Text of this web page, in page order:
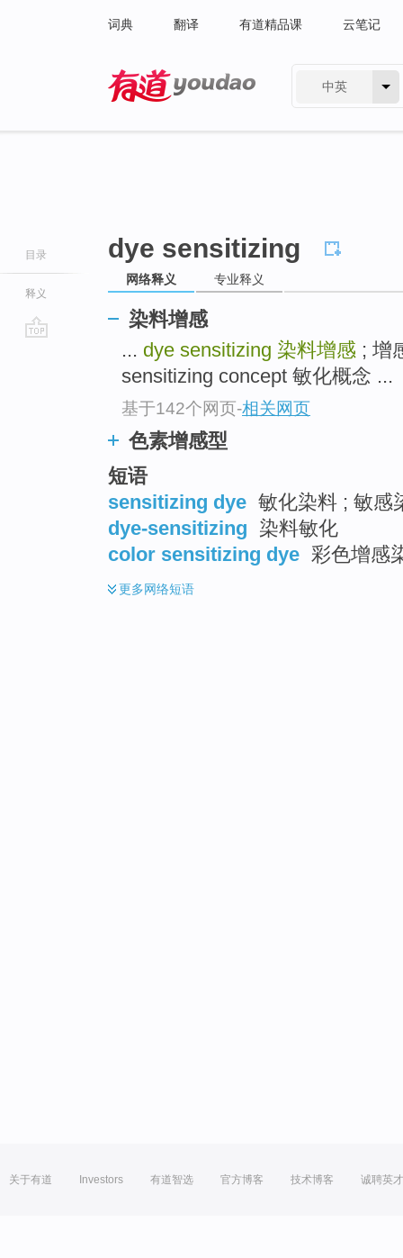
词典 翻译 有道精品课 云笔记
中英
目录
释义
dye sensitizing
网络释义 专业释义
染料增感
... dye sensitizing 染料增感 ; 增
sensitizing concept 敏化概念 ...
基于142个网页-相关网页
色素增感型
短语
sensitizing dye 敏化染料 ; 敏感
dye-sensitizing 染料敏化
color sensitizing dye 彩色增感
更多网络短语
关于有道 Investors 有道智选 官方博客 技术博客 诚聘英才